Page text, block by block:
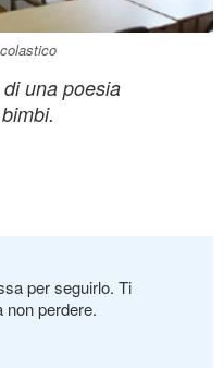
una poesia
per seguirlo. Ti
non perdere.